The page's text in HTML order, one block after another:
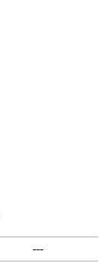
---